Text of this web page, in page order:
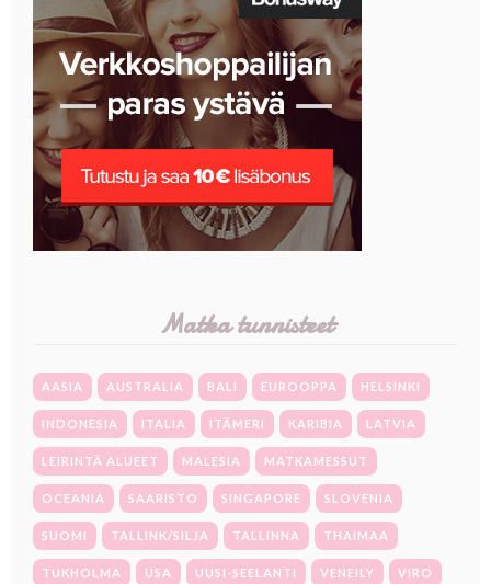
Matka tunnisteet
AASIA AUSTRALIA BALI EUROOPPA HELSINKI
INDONESIA ITALIA ITÄMERI KARIBIA LATVIA
LEIRINTÄ ALUEET MALESIA MATKAMESSUT
OCEANIA SAARISTO SINGAPORE SLOVENIA
SUOMI TALLINK/SILJA TALLINNA THAIMAA
TUKHOLMA USA UUSI-SEELANTI VENEILY VIRO